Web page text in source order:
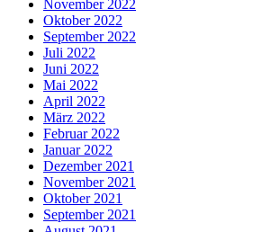
November 2022
Oktober 2022
September 2022
Juli 2022
Juni 2022
Mai 2022
April 2022
März 2022
Februar 2022
Januar 2022
Dezember 2021
November 2021
Oktober 2021
September 2021